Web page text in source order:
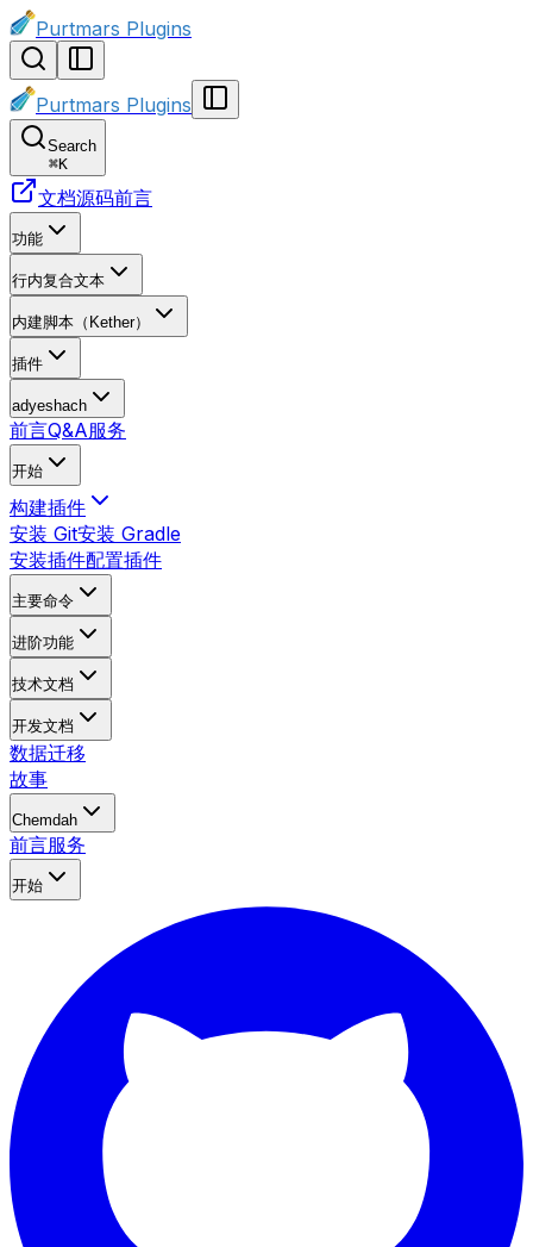
Purtmars Plugins
Purtmars Plugins
Search
⌘K
文档源码前言
功能
行内复合文本
内建脚本（Kether）
插件
adyeshach
前言Q&A服务
开始
构建插件
安装 Git安装 Gradle
安装插件配置插件
主要命令
进阶功能
技术文档
开发文档
数据迁移
故事
️Chemdah
前言服务
开始